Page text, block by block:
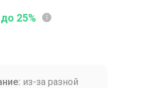
до 25%
из-за разной